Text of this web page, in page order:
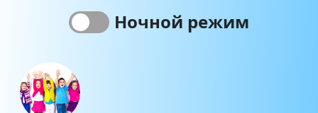
Ночной режим